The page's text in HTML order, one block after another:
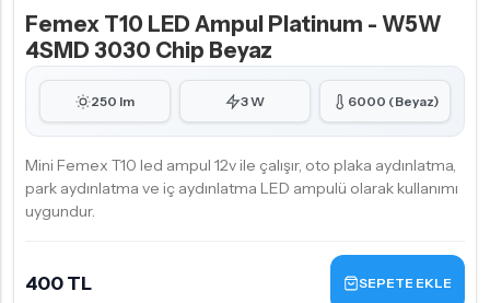
Femex T10 LED Ampul Platinum - W5W
4SMD 3030 Chip Beyaz
250 lm 3 W 6000 (Beyaz)
Mini Femex T10 led ampul 12v ile çalışır, oto plaka aydınlatma,
park aydınlatma ve iç aydınlatma LED ampulü olarak kullanımı
uygundur.
400 TL SEPETE EKLE